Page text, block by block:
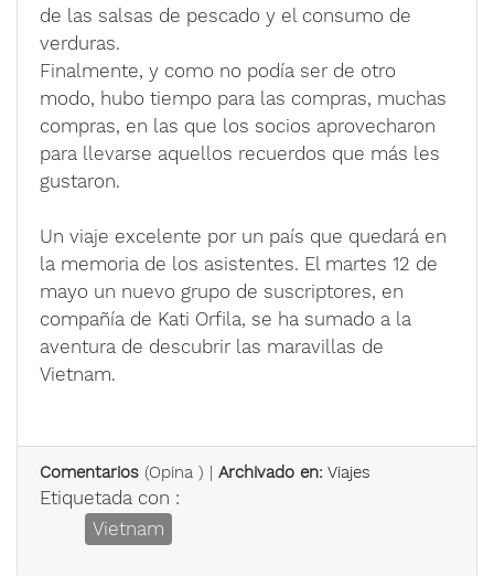
de las salsas de pescado y el consumo de
verduras.
Finalmente, y como no podía ser de otro
modo, hubo tiempo para las compras, muchas
compras, en las que los socios aprovecharon
para llevarse aquellos recuerdos que más les
gustaron.
Un viaje excelente por un país que quedará en
la memoria de los asistentes. El martes 12 de
mayo un nuevo grupo de suscriptores, en
compañía de Kati Orfila, se ha sumado a la
aventura de descubrir las maravillas de
Vietnam.
Comentarios (Opina ) | Archivado en: Viajes
Etiquetada con :
Vietnam